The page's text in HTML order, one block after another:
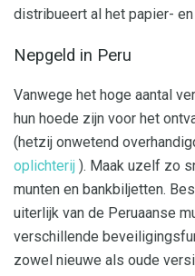
distribueert al het papier-
Nepgeld in Peru
Vanwege het hoge aantal
hun hoede zijn voor het
(hetzij onwetend
oplichterij ). Maak uzelf zo
munten en bankbiljetten.
uiterlijk van de Peruaanse
verschillende
zowel nieuwe als oude